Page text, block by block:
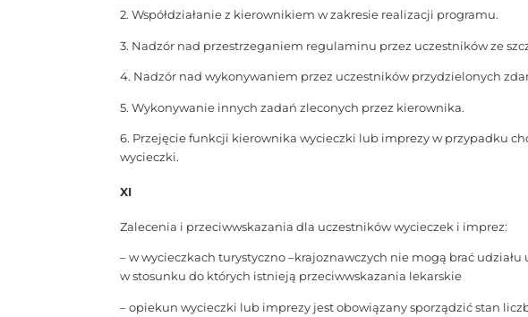
2. Współdziałanie z kierownikiem w zakresie realizacji programu.
3. Nadzór nad przestrzeganiem regulaminu przez uczestników ze
4. Nadzór nad wykonywaniem przez uczestników przydzielonych
5. Wykonywanie innych zadań zleconych przez kierownika.
6. Przejęcie funkcji kierownika wycieczki lub imprezy w przypadku
wycieczki.
XI
Zalecenia i przeciwwskazania dla uczestników wycieczek i imprez:
– w wycieczkach turystyczno –krajoznawczych nie mogą brać udziału
w stosunku do których istnieją przeciwwskazania lekarskie
– opiekun wycieczki lub imprezy jest obowiązany sporządzić stan